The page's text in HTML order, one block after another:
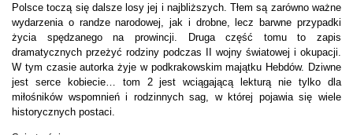
Polsce toczą się dalsze losy jej i najbliższych. Tłem są zarówno ważne
wydarzenia o randze narodowej, jak i drobne, lecz barwne przypadki
życia spędzanego na prowincji. Druga część tomu to zapis
dramatycznych przeżyć rodziny podczas II wojny światowej i okupacji.
W tym czasie autorka żyje w podkrakowskim majątku Hebdów. Dziwne
jest serce kobiecie… tom 2 jest wciągającą lekturą nie tylko dla
miłośników wspomnień i rodzinnych sag, w której pojawia się wiele
historycznych postaci.